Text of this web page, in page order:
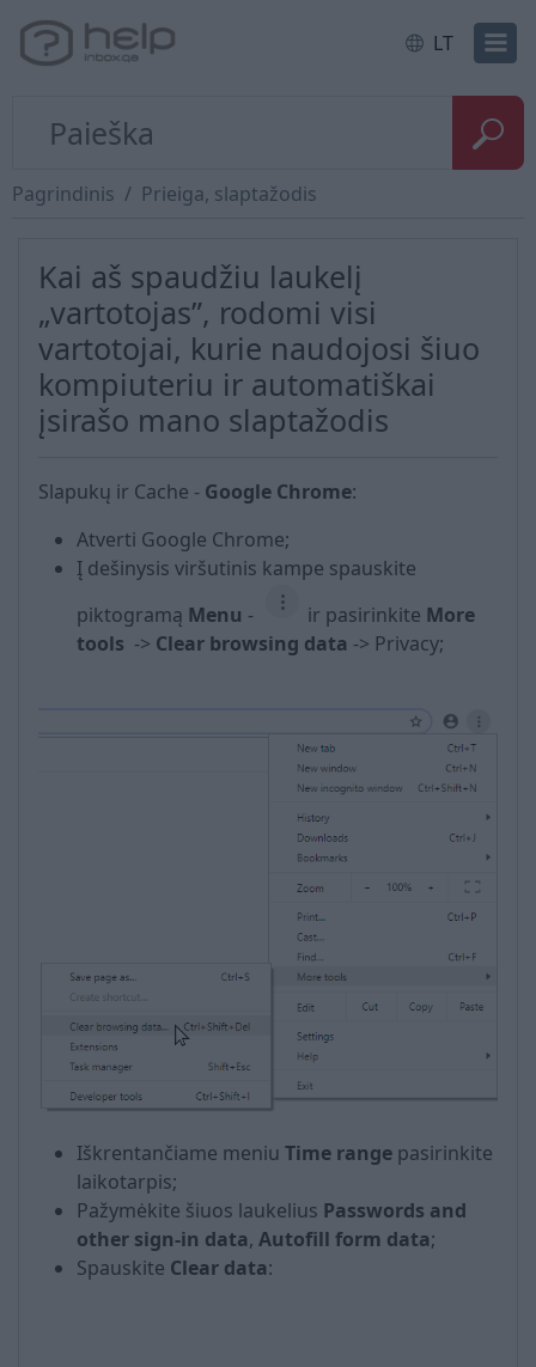
LT
Pagrindinis Prieiga, slaptažodis
Kai aš spaudžiu laukelį
„vartotojas”, rodomi visi
vartotojai, kurie naudojosi šiuo
kompiuteriu ir automatiškai
įsirašo mano slaptažodis
Slapukų ir Cache - Google Chrome:
Atverti Google Chrome;
Į dešinysis viršutinis kampe spauskite
piktogramą Menu - ir pasirinkite More
tools -> Clear browsing data -> Privacy;
Iškrentančiame meniu Time range pasirinkite
laikotarpis;
Pažymėkite šiuos laukelius Passwords and
other sign-in data, Autofill form data;
Spauskite Clear data: